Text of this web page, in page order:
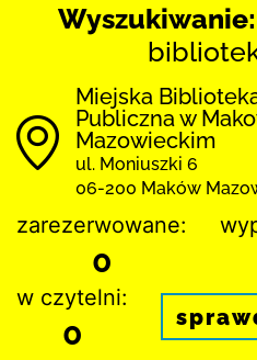
Wyszukiwanie:
Miejska
Publiczna w
Mazowieckim
ul. Moniuszki 6
06-200 Maków
zarezerwowane:
0
w czytelni:
0